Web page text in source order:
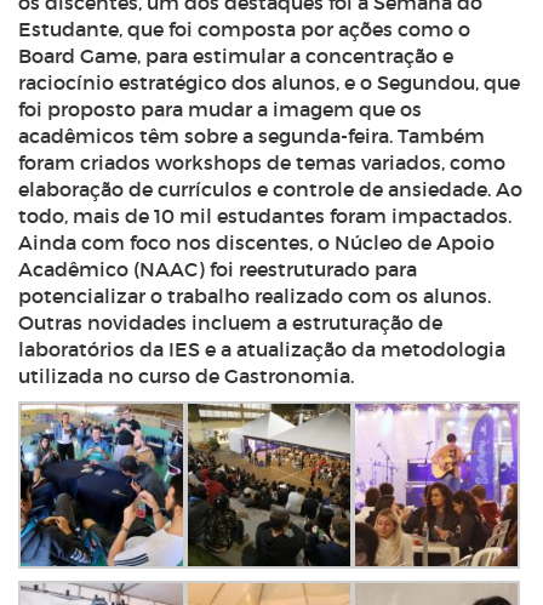
Estudante, que foi composta por ações como o
Board Game, para estimular a concentração e
raciocínio estratégico dos alunos, e o Segundou, que
foi proposto para mudar a imagem que os
acadêmicos têm sobre a segunda-feira. Também
foram criados workshops de temas variados, como
elaboração de currículos e controle de ansiedade. Ao
todo, mais de 10 mil estudantes foram impactados.
Ainda com foco nos discentes, o Núcleo de Apoio
Acadêmico (NAAC) foi reestruturado para
potencializar o trabalho realizado com os alunos.
Outras novidades incluem a estruturação de
laboratórios da IES e a atualização da metodologia
utilizada no curso de Gastronomia.